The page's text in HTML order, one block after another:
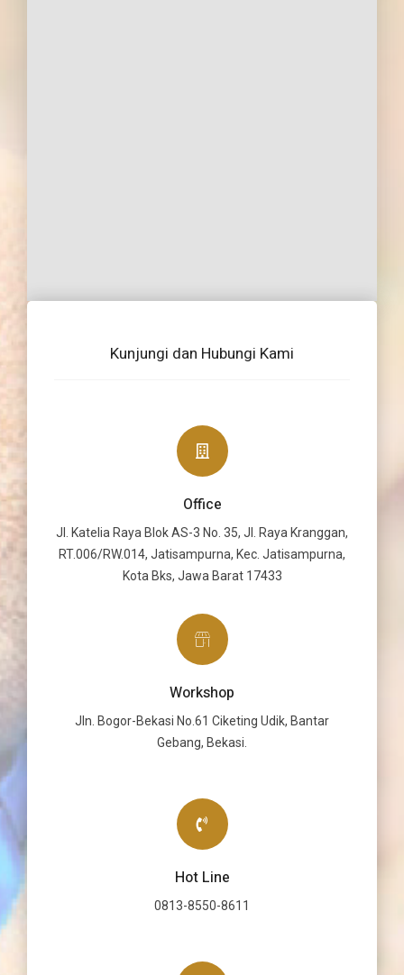
Kunjungi dan Hubungi Kami
Office
Jl. Katelia Raya Blok AS-3 No. 35, Jl. Raya Kranggan,
RT.006/RW.014, Jatisampurna, Kec. Jatisampurna,
Kota Bks, Jawa Barat 17433
Workshop
Jln. Bogor-Bekasi No.61 Ciketing Udik, Bantar
Gebang, Bekasi.
Hot Line
0813-8550-8611